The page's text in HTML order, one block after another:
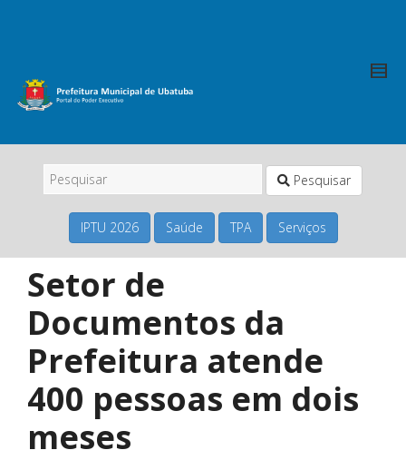
Pesquisar
IPTU 2026 Saúde TPA Serviços
Setor de
Documentos da
Prefeitura atende
400 pessoas em dois
meses